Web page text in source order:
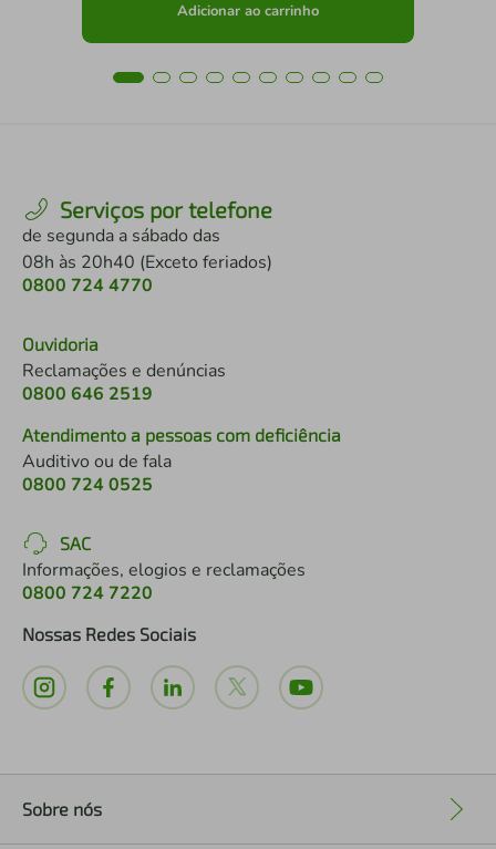
Adicionar ao carrinho
Serviços por telefone
de segunda a sábado das
08h às 20h40 (Exceto feriados)
0800 724 4770
Ouvidoria
Reclamações e denúncias
0800 646 2519
Atendimento a pessoas com deficiência
Auditivo ou de fala
0800 724 0525
SAC
Informações, elogios e reclamações
0800 724 7220
Nossas Redes Sociais
Sobre nós